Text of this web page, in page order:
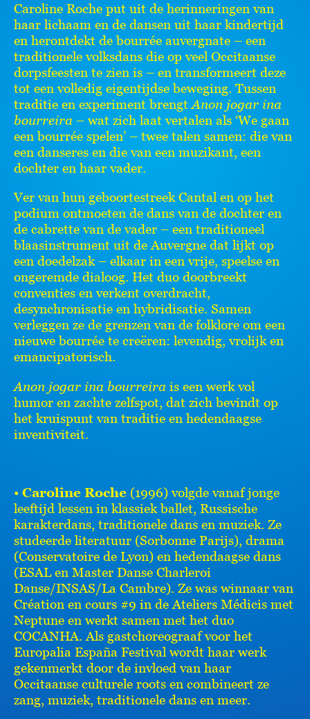
Caroline Roche put uit de herinneringen van
haar lichaam en de dansen uit haar kindertijd
en herontdekt de bourrée auvergnate – een
traditionele volksdans die op veel Occitaanse
dorpsfeesten te zien is – en transformeert deze
tot een volledig eigentijdse beweging. Tussen
traditie en experiment brengtAnon jogar ina
bourreira – wat zich laat vertalen als ‘We gaan
een bourrée spelen’ – twee talen samen: die van
een danseres en die van een muzikant, een
dochter en haar vader.
Ver van hun geboortestreek Cantal en op het
podium ontmoeten de dans van de dochter en
de cabrette van de vader – een traditioneel
blaasinstrument uit de Auvergne dat lijkt op
een doedelzak – elkaar in een vrije, speelse en
ongeremde dialoog. Het duo doorbreekt
conventies en verkent overdracht,
desynchronisatie en hybridisatie. Samen
verleggen ze de grenzen van de folklore om een
nieuwe bourrée te creëren: levendig, vrolijk en
emancipatorisch.
Anon jogar ina bourreira is een werk vol
humor en zachte zelfspot, dat zich bevindt op
het kruispunt van traditie en hedendaagse
inventiviteit.
• Caroline Roche (1996) volgde vanaf jonge
leeftijd lessen in klassiek ballet, Russische
karakterdans, traditionele dans en muziek. Ze
studeerde literatuur (Sorbonne Parijs), drama
(Conservatoire de Lyon) en hedendaagse dans
(ESAL en Master Danse Charleroi
Danse/INSAS/La Cambre). Ze was winnaar van
Création en cours #9 in de Ateliers Médicis met
Neptune en werkt samen met het duo
COCANHA. Als gastchoreograaf voor het
Europalia España Festival wordt haar werk
gekenmerkt door de invloed van haar
Occitaanse culturele roots en combineert ze
zang, muziek, traditionele dans en meer.